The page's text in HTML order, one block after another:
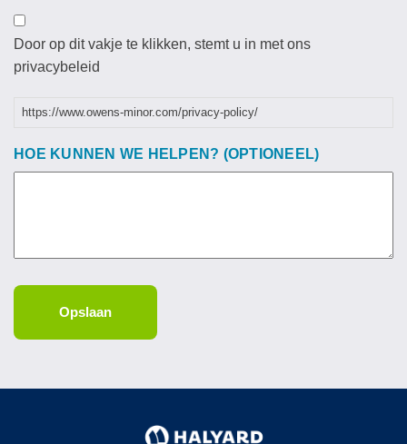
Door op dit vakje te klikken, stemt u in met ons
privacybeleid
https://www.owens-minor.com/privacy-policy/
HOE KUNNEN WE HELPEN? (OPTIONEEL)